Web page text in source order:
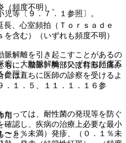
等〔９．７．１参照〕。
解離を引き起こすことがあるの
もに、腹部、胸部又は背部に痛み
には直ちに医師の診察を受けるよ
．１．５、１１．１．１６参
っては、耐性菌の発現等を防ぐ
確認し、疾病の治療上必要な最小
こと。
頻度不明）。
、心室頻拍（Ｔｏｒｓａｄｅ
含む）（いずれも頻度不明）
、大動脈解離（いずれも頻度不
参照〕。
用
５％未満）発疹、（０．１％未